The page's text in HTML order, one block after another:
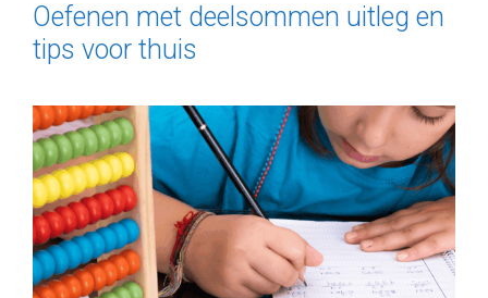
Oefenen met deelsommen uitleg en
tips voor thuis